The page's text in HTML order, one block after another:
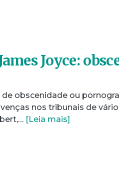
Joyce:
obscenidade ou
nos tribunais de
[Leia mais]